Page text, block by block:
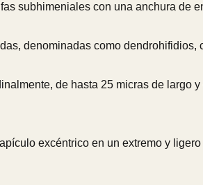
subhimeniales con una anchura de
denominadas como
de hasta 25 micras de largo
excéntrico en un extremo y